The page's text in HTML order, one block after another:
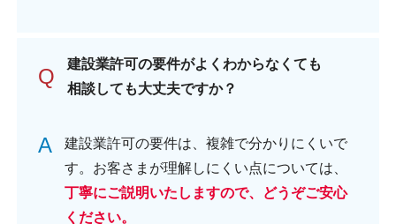
Q
建設業許可の要件がよくわからなくても
相談しても大丈夫ですか？
A
建設業許可の要件は、複雑で分かりにくいで
す。お客さまが理解しにくい点については、
丁寧にご説明いたしますので、どうぞご安心
ください。